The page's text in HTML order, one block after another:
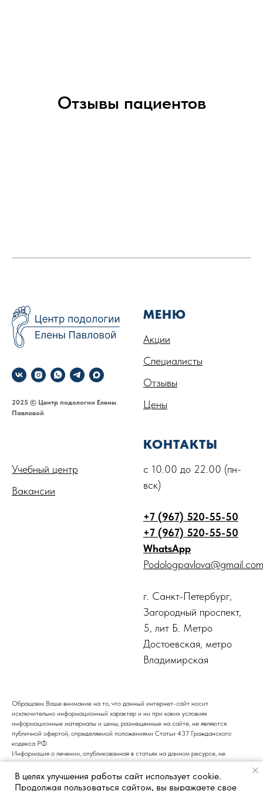
Отзывы пациентов
2025 © Центр подологии Елены
Павловой
МЕНЮ
Акции
Специалисты
Отзывы
Цены
Учебный центр
Вакансии
КОНТАКТЫ
с 10.00 до 22.00 (пн-
вск)
+7 (967) 520-55-50
+7 (967) 520-55-50
WhatsApp
Podologpavlova@gmail.com
г. Санкт-Петербург,
Загородный проспект,
5, лит Б. Метро
Достоевская, метро
Владимирская
Обращаем Ваше внимание на то, что данный интернет-сайт носит
исключительно информационный характер и ни при каких условиях
информационные материалы и цены, размещенные на сайте, не являются
публичной офертой, определяемой положениями Статьи 437 Гражданского
кодекса РФ.
Информация о лечении, опубликованная в статьях на данном ресурсе, не
является подтверждением того, что центр подологии и педикюра оказывает
медицинские услуги. Все медицинские услуги должны предоставляться только
после консультации с врачом. Рекомендуем обращаться к специалистам для
В целях улучшения работы сайт использует cookie.
Продолжая пользоваться сайтом, вы выражаете свое